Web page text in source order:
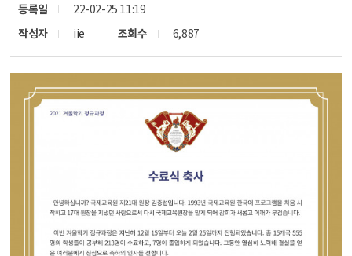
등록일
22-02-25 11:19
작성자
iie 조회수 6,887